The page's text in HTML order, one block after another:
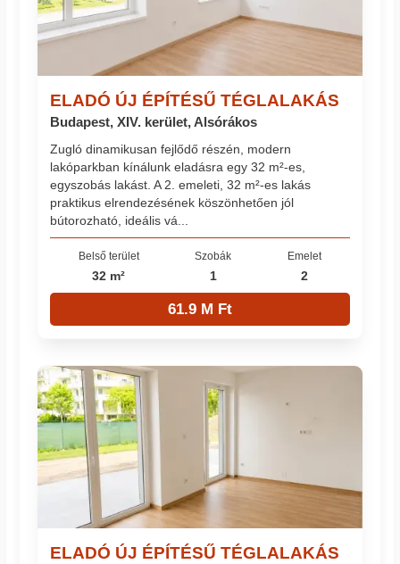
ELADÓ ÚJ ÉPÍTÉSŰ TÉGLALAKÁS
Budapest, XIV. kerület, Alsórákos
Zugló dinamikusan fejlődő részén, modern
lakóparkban kínálunk eladásra egy 32 m²-es,
egyszobás lakást. A 2. emeleti, 32 m²-es lakás
praktikus elrendezésének köszönhetően jól
bútorozható, ideális vá...
Belső terület
32 m²
Szobák
1
Emelet
2
61.9 M Ft
ELADÓ ÚJ ÉPÍTÉSŰ TÉGLALAKÁS